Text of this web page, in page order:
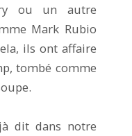
ou un autre
Mark Rubio
ils ont affaire
tombé comme
dit dans notre